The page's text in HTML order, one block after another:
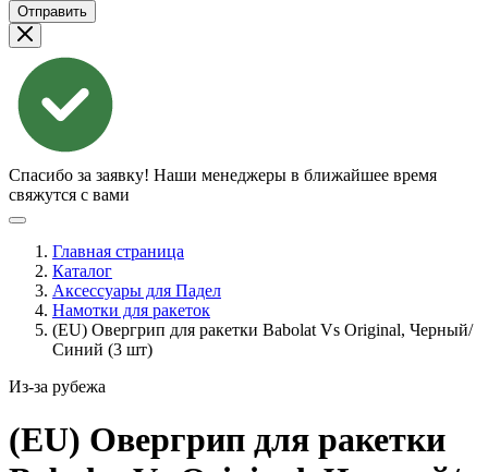
Отправить
Спасибо за заявку! Наши менеджеры в ближайшее время
свяжутся с вами
Главная страница
Каталог
Аксессуары для Падел
Намотки для ракеток
(EU) Овергрип для ракетки Babolat Vs Original, Черный/
Синий (3 шт)
Из-за рубежа
(EU) Овергрип для ракетки